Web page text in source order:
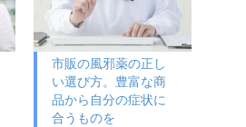
市販の風邪薬の正し
い選び方。豊富な商
品から自分の症状に
合うものを